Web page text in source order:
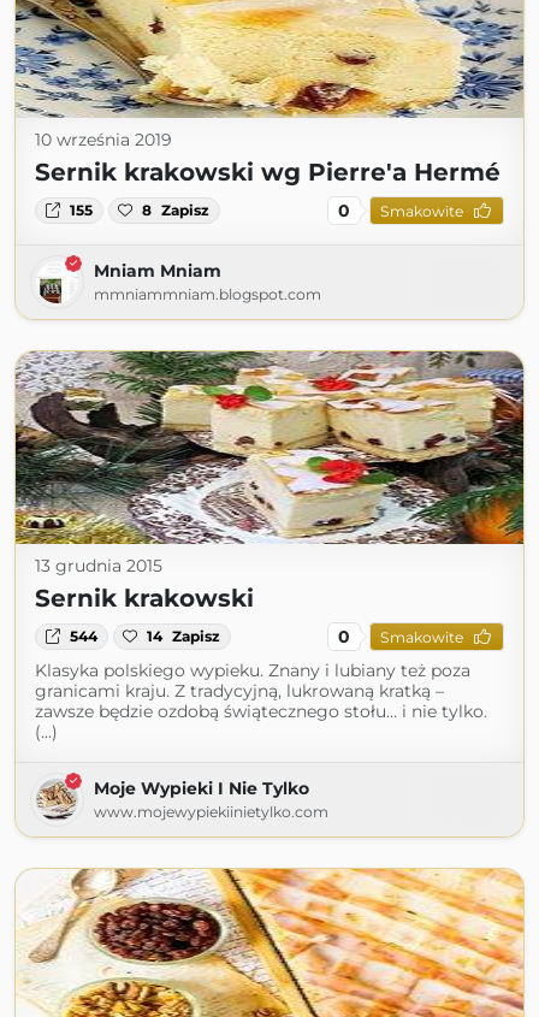
10 września 2019
Sernik krakowski wg Pierre'a Hermé
155 8 Zapisz 0 Smakowite
Mniam Mniam
mmniammniam.blogspot.com
13 grudnia 2015
Sernik krakowski
544 14 Zapisz 0 Smakowite
Klasyka polskiego wypieku. Znany i lubiany też poza
granicami kraju. Z tradycyjną, lukrowaną kratką –
zawsze będzie ozdobą świątecznego stołu… i nie tylko.
(...)
Moje Wypieki I Nie Tylko
www.mojewypiekiinietylko.com